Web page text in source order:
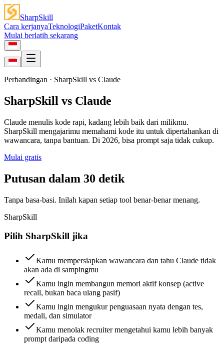
SharpSkill
Cara kerjanyaTeknologiPaketKontak
Mulai berlatih sekarang
Perbandingan · SharpSkill vs Claude
SharpSkill vs Claude
Claude menulis kode rapi, kadang lebih baik dari milikmu.
SharpSkill mengajarimu memahami kode itu untuk dipertahankan di
wawancara, tanpa bantuan. Di 2026, bisa prompt saja tidak cukup.
Mulai gratis
Putusan dalam 30 detik
Tanpa basa-basi. Inilah kapan setiap tool benar-benar menang.
SharpSkill
Pilih SharpSkill jika
Kamu mempersiapkan wawancara dan tahu Claude tidak
akan ada di sampingmu
Kamu ingin membangun memori aktif konsep (active
recall, bukan baca ulang pasif)
Kamu ingin mengukur penguasaan nyata dengan tes,
medali, dan simulator
Kamu menolak recruiter mengetahui kamu lebih banyak
prompt daripada coding